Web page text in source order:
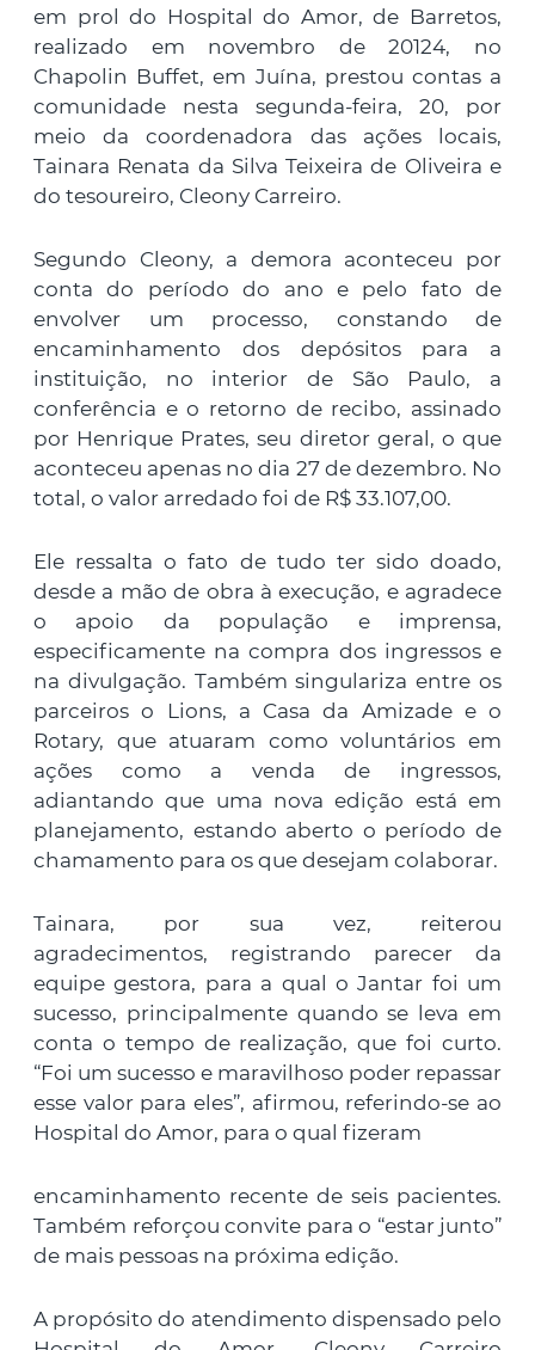
em prol do Hospital do Amor, de Barretos,
realizado em novembro de 20124, no
Chapolin Buffet, em Juína, prestou contas a
comunidade nesta segunda-feira, 20, por
meio da coordenadora das ações locais,
Tainara Renata da Silva Teixeira de Oliveira e
do tesoureiro, Cleony Carreiro.
Segundo Cleony, a demora aconteceu por
conta do período do ano e pelo fato de
envolver um processo, constando de
encaminhamento dos depósitos para a
instituição, no interior de São Paulo, a
conferência e o retorno de recibo, assinado
por Henrique Prates, seu diretor geral, o que
aconteceu apenas no dia 27 de dezembro. No
total, o valor arredado foi de R$ 33.107,00.
Ele ressalta o fato de tudo ter sido doado,
desde a mão de obra à execução, e agradece
o apoio da população e imprensa,
especificamente na compra dos ingressos e
na divulgação. Também singulariza entre os
parceiros o Lions, a Casa da Amizade e o
Rotary, que atuaram como voluntários em
ações como a venda de ingressos,
adiantando que uma nova edição está em
planejamento, estando aberto o período de
chamamento para os que desejam colaborar.
Tainara, por sua vez, reiterou
agradecimentos, registrando parecer da
equipe gestora, para a qual o Jantar foi um
sucesso, principalmente quando se leva em
conta o tempo de realização, que foi curto.
“Foi um sucesso e maravilhoso poder repassar
esse valor para eles”, afirmou, referindo-se ao
Hospital do Amor, para o qual fizeram
encaminhamento recente de seis pacientes.
Também reforçou convite para o “estar junto”
de mais pessoas na próxima edição.
A propósito do atendimento dispensado pelo